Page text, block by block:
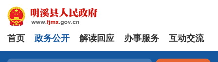
首页 政务公开 解读回应 办事服务 互动交流